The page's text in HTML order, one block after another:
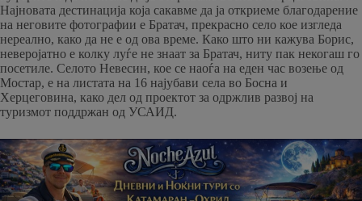
Најновата дестинација која сакавме да ја откриеме благодарение
на неговите фотографии е Братач, прекрасно село кое изгледа
нереално, како да не е од ова време. Како што ни кажува Борис,
неверојатно е колку луѓе не знаат за Братач, ниту пак некогаш го
посетиле. Селото Невесин, кое се наоѓа на еден час возење од
Мостар, е на листата на 16 најубави села во Босна и
Херцеговина, како дел од проектот за одржлив развој на
туризмот поддржан од УСАИД.